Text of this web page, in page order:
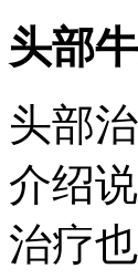
头部
头部
介绍
治疗